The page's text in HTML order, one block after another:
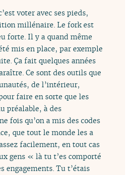
voter avec ses pieds,
millénaire. Le fork est
forte. Il y a quand même
mis en place, par exemple
Ça fait quelques années
Ce sont des outils que
de l’intérieur,
faire en sorte que les
préalable, à des
fois qu’on a mis des codes
que tout le monde les a
facilement, en tout cas
gens « là tu t’es comporté
engagements. Tu t’étais